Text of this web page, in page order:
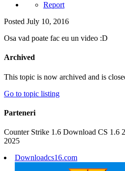
Report
Posted July 10, 2016
Osa vad poate fac eu un video :D
Archived
This topic is now archived and is
Go to topic listing
Parteneri
Counter Strike 1.6 Download CS 1.6
2025
Downloadcs16.com